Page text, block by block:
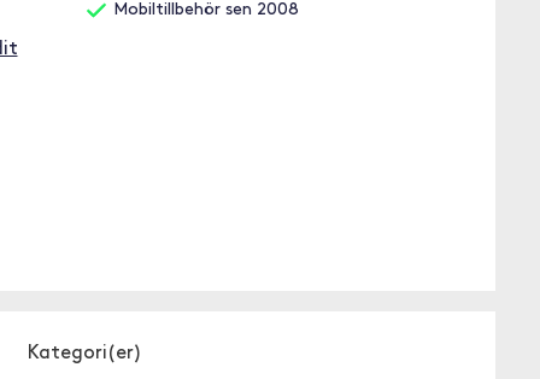
Mobiltillbehör sen 2008
Kategori(er)